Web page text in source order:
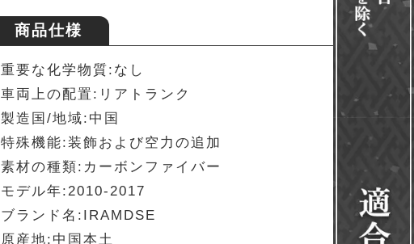
商品仕様
重要な化学物質:なし
車両上の配置:リアトランク
製造国/地域:中国
特殊機能:装飾および空力の追加
素材の種類:カーボンファイバー
モデル年:2010-2017
ブランド名:IRAMDSE
原産地:中国本土